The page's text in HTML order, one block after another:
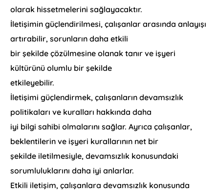
olarak hissetmelerini sağlayacaktır.
İletişimin güçlendirilmesi, çalışanlar arasında anlayışı
artırabilir, sorunların daha etkili
bir şekilde çözülmesine olanak tanır ve işyeri
kültürünü olumlu bir şekilde
etkileyebilir.
İletişimi güçlendirmek, çalışanların devamsızlık
politikaları ve kuralları hakkında daha
iyi bilgi sahibi olmalarını sağlar. Ayrıca çalışanlar,
beklentilerin ve işyeri kurallarının net bir
şekilde iletilmesiyle, devamsızlık konusundaki
sorumluluklarını daha iyi anlarlar.
Etkili iletişim, çalışanlara devamsızlık konusunda